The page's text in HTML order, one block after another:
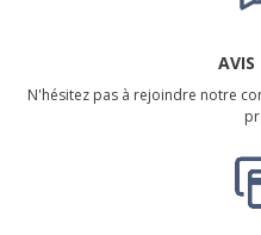
AVIS
N'hésitez pas à rejoindre notre